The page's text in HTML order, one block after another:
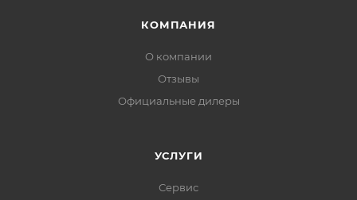
КОМПАНИЯ
О компании
Отзывы
Официальные дилеры
УСЛУГИ
Сервис